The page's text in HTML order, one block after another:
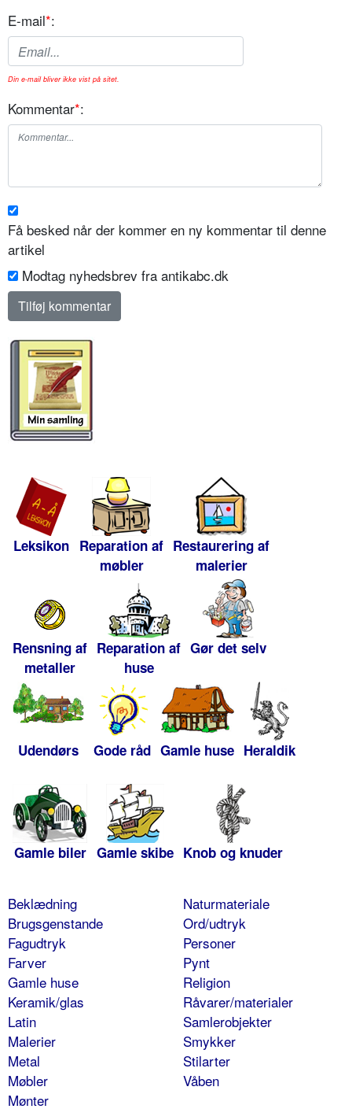
E-mail*:
Din e-mail bliver ikke vist på sitet.
Kommentar*:
Få besked når der kommer en ny kommentar til denne
artikel
Modtag nyhedsbrev fra antikabc.dk
Leksikon Reparation af
møbler
Restaurering af
malerier
Rensning af
metaller
Reparation af
huse
Gør det selv
Udendørs Gode råd Gamle huse Heraldik
Gamle biler Gamle skibe Knob og knuder
Beklædning
Brugsgenstande
Fagudtryk
Farver
Gamle huse
Keramik/glas
Latin
Malerier
Metal
Møbler
Mønter
Naturmateriale
Ord/udtryk
Personer
Pynt
Religion
Råvarer/materialer
Samlerobjekter
Smykker
Stilarter
Våben